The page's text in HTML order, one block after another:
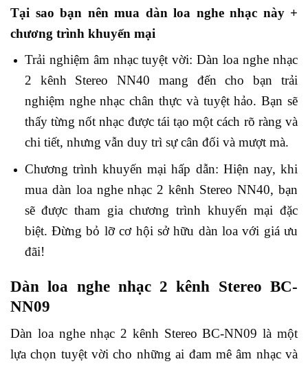
Tại sao bạn nên mua dàn loa nghe nhạc này +
chương trình khuyến mại
Trải nghiệm âm nhạc tuyệt vời: Dàn loa nghe nhạc
2 kênh Stereo NN40 mang đến cho bạn trải
nghiệm nghe nhạc chân thực và tuyệt hảo. Bạn sẽ
thấy từng nốt nhạc được tái tạo một cách rõ ràng và
chi tiết, nhưng vẫn duy trì sự cân đối và mượt mà.
Chương trình khuyến mại hấp dẫn: Hiện nay, khi
mua dàn loa nghe nhạc 2 kênh Stereo NN40, bạn
sẽ được tham gia chương trình khuyến mại đặc
biệt. Đừng bỏ lỡ cơ hội sở hữu dàn loa với giá ưu
đãi!
Dàn loa nghe nhạc 2 kênh Stereo BC-
NN09
Dàn loa nghe nhạc 2 kênh Stereo BC-NN09 là một
lựa chọn tuyệt vời cho những ai đam mê âm nhạc và